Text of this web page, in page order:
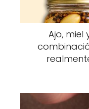
Huevos
Huevos
¿Por qué tanta
característica
Ajo, miel